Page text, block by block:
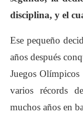
disciplina, y el
Ese pequeño
años después
Juegos
varios récords
muchos años en